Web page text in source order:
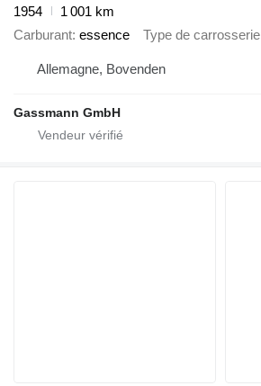
1954
1 001 km
Carburant essence Type de carrosserie
Allemagne, Bovenden
Gassmann GmbH